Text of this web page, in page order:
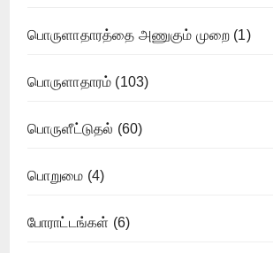
பொருளாதாரத்தை அணுகும் முறை (1)
பொருளாதாரம் (103)
பொருளீட்டுதல் (60)
பொறுமை (4)
போராட்டங்கள் (6)